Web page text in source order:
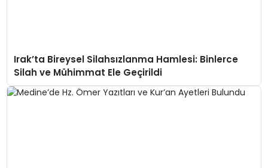
Irak’ta Bireysel Silahsızlanma Hamlesi: Binlerce
Silah ve Mühimmat Ele Geçirildi